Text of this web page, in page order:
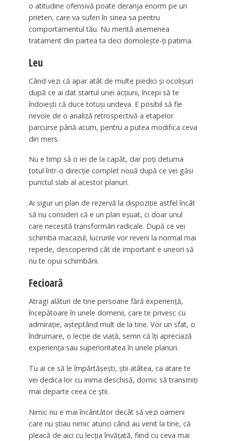
o atitudine ofensivă poate deranja enorm pe un
prieten, care va suferi în sinea sa pentru
comportamentul tău. Nu merită asemenea
tratament din partea ta deci domoleşte-ţi patima.
Leu
Când vezi că apar atât de multe piedici şi ocolişuri
după ce ai dat startul unei acţiuni, începi să te
îndoieşti că duce totuşi undeva. E posibil să fie
nevoie de o analiză retrospectivă a etapelor
parcurse până acum, pentru a putea modifica ceva
din mers.
Nu e timp să o iei de la capăt, dar poţi deturna
totul într-o direcţie complet nouă după ce vei găsi
punctul slab al acestor planuri.
Ai sigur un plan de rezervă la dispoziţie astfel încât
să nu consideri că e un plan eşuat, ci doar unul
care necesită transformări radicale. După ce vei
schimba macazul, lucrurile vor reveni la normal mai
repede, descoperind cât de important e uneori să
nu te opui schimbării.
Fecioară
Atragi alături de tine persoane fără experienţă,
începătoare în unele domenii, care te privesc cu
admiraţie, aşteptând mult de la tine. Vor un sfat, o
îndrumare, o lecţie de viaţă, semn că îţi apreciază
experienţa sau superioritatea în unele planuri.
Tu ai ce să le împărtăşeşti, ştii atâtea, ca atare te
vei dedica lor cu inima deschisă, dornic să transmiţi
mai departe ceea ce ştii.
Nimic nu e mai încântător decât să vezi oameni
care nu ştiau nimic atunci când au venit la tine, că
pleacă de aici cu lecţia învăţată, fiind cu ceva mai